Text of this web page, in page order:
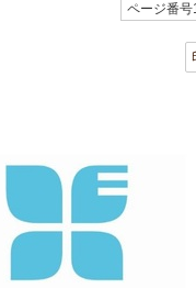
ページ番